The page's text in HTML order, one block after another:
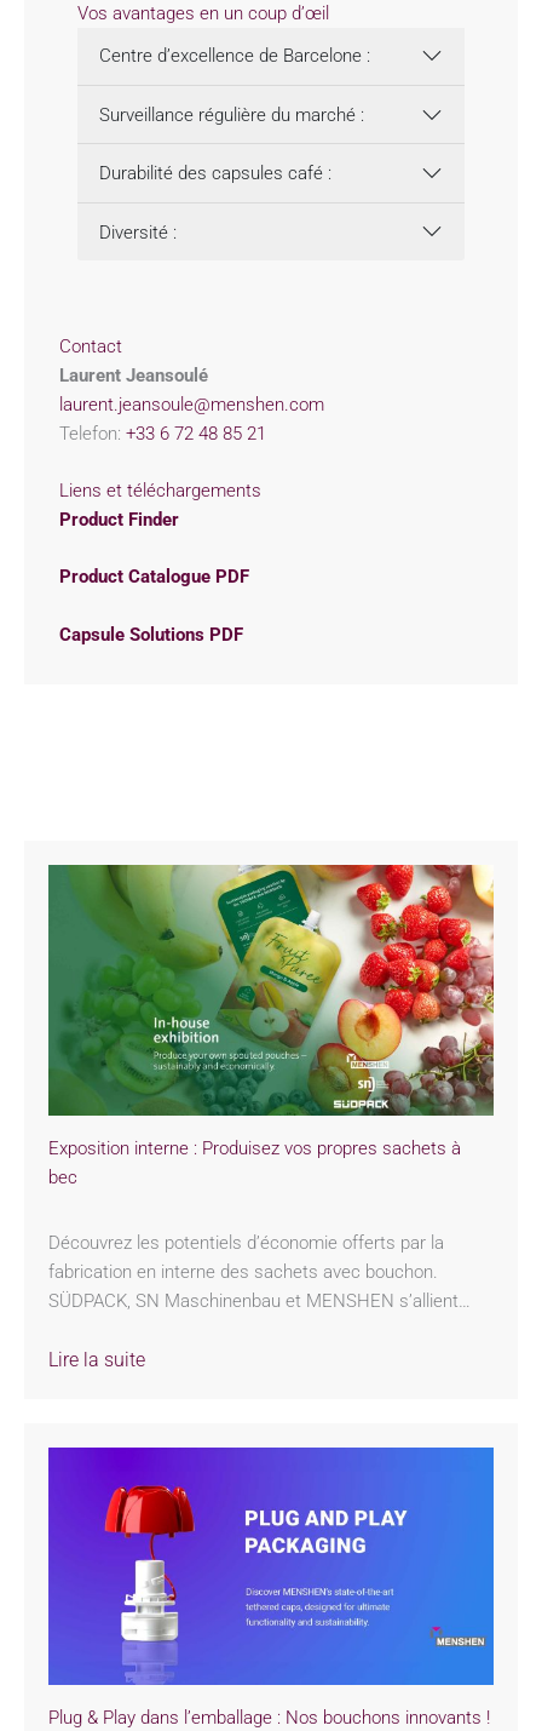
Vos avantages en un coup d’œil
Centre d’excellence de Barcelone :
Surveillance régulière du marché :
Durabilité des capsules café :
Diversité :
Contact
Laurent Jeansoulé
laurent.jeansoule@menshen.com
Telefon:+33 6 72 48 85 21
Liens et téléchargements
Product Finder
Product Catalogue PDF
Capsule Solutions PDF
Exposition interne : Produisez vos propres sachets à
bec
Découvrez les potentiels d’économie offerts par la
fabrication en interne des sachets avec bouchon.
SÜDPACK, SN Maschinenbau et MENSHEN s’allient…
Lire la suite
Plug & Play dans l’emballage : Nos bouchons innovants !